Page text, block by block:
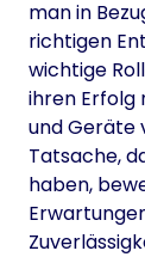
man in
richtigen
wichtige
ihren Erfolg
und Geräte
Tatsache,
haben,